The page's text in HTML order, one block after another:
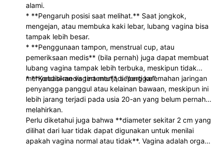
alami.
* **Pengaruh posisi saat melihat.** Saat jongkok,
mengejan, atau membuka kaki lebar, lubang vagina bisa
tampak lebih besar.
* **Penggunaan tampon, menstrual cup, atau
pemeriksaan medis** (bila pernah) juga dapat membuat
lubang vagina tampak lebih terbuka, meskipun tidak
menyebabkan vagina menjadi "longgar".
* **Kondisi medis tertentu**, seperti kelemahan jaringan
penyangga panggul atau kelainan bawaan, meskipun ini
lebih jarang terjadi pada usia 20-an yang belum pernah
melahirkan.
Perlu diketahui juga bahwa **diameter sekitar 2 cm yang
dilihat dari luar tidak dapat digunakan untuk menilai
apakah vagina normal atau tidak**. Vagina adalah organ